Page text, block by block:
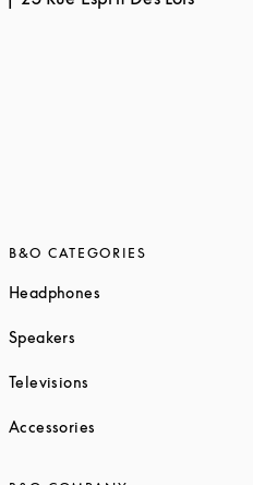
B&O CATEGORIES
Headphones
Speakers
Televisions
Accessories